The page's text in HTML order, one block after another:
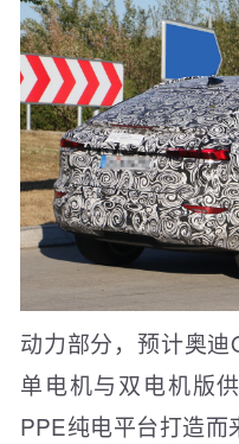
动力部分，预计奥
单电机与双电机版
PPE纯电平台打造而